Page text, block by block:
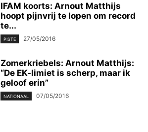
IFAM koorts: Arnout Matthijs
hoopt pijnvrij te lopen om record
te...
PISTE 27/05/2016
Zomerkriebels: Arnout Matthijs:
“De EK-limiet is scherp, maar ik
geloof erin”
NATIONAAL 07/05/2016